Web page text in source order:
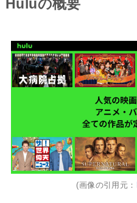
Huluの概要
(画像の引用元：